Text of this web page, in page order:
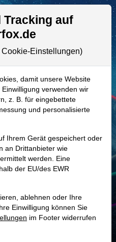
Aktien- und Artikelsuche
Industries
4,46 Mrd. USD
2,24 Mrd. USD
Tracking auf
Einstellungen)
damit unsere Website
verwenden wir
z. B. für eingebettete
und personalisierte
Ihrem Gerät gespeichert oder
an Drittanbieter wie
werden. Eine
der EU/des EWR
ablehnen oder Ihre
Einwilligung können Sie
im Footer widerrufen